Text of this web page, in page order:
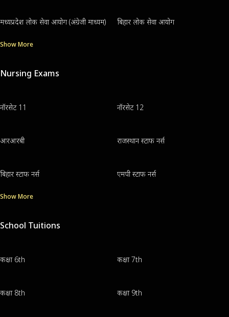
मध्यप्रदेश लोक सेवा आयोग (अंग्रेजी माध्यम) बिहार लोक सेवा आयोग
Show More
Nursing Exams
नॉरसेट 11 नॉरसेट 12
आरआरबी राजस्थान स्टाफ नर्स
बिहार स्टाफ नर्स एमपी स्टाफ नर्स
Show More
School Tuitions
कक्षा 6th कक्षा 7th
कक्षा 8th कक्षा 9th